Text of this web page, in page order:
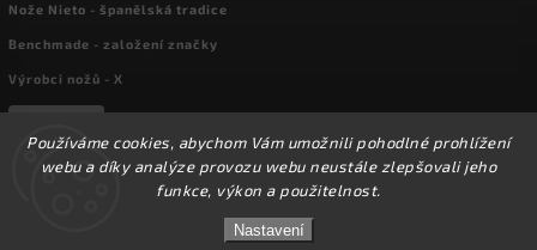
Používáme cookies, abychom Vám umožnili pohodlné prohlížení
webu a díky analýze provozu webu neustále zlepšovali jeho
funkce, výkon a použitelnost.
Nastavení
☀️Ve dnech 3-14.8 2026 máme zavřeno z důvodu
DOVOLENÉ. Eshop zůstává v provozu, objednávky
budeme zpracovávat v pondělí 17.8.2026. Děkujeme za
Nože Nieto - španělská tradice
Benchmade - založení značky
Výrobci nožů - X
kapesni-noze.cz
Upravit nastavení cookies